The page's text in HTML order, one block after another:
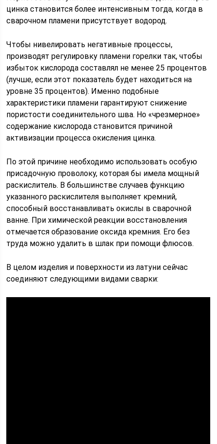
цинка становится более интенсивным тогда, когда в
сварочном пламени присутствует водород.
Чтобы нивелировать негативные процессы,
производят регулировку пламени горелки так, чтобы
избыток кислорода составлял не менее 25 процентов
(лучше, если этот показатель будет находиться на
уровне 35 процентов). Именно подобные
характеристики пламени гарантируют снижение
пористости соединительного шва. Но «чрезмерное»
содержание кислорода становится причиной
активизации процесса окисления цинка.
По этой причине необходимо использовать особую
присадочную проволоку, которая бы имела мощный
раскислитель. В большинстве случаев функцию
указанного раскислителя выполняет кремний,
способный восстанавливать окислы в сварочной
ванне. При химической реакции восстановления
отмечается образование оксида кремния. Его без
труда можно удалить в шлак при помощи флюсов.
В целом изделия и поверхности из латуни сейчас
соединяют следующими видами сварки: